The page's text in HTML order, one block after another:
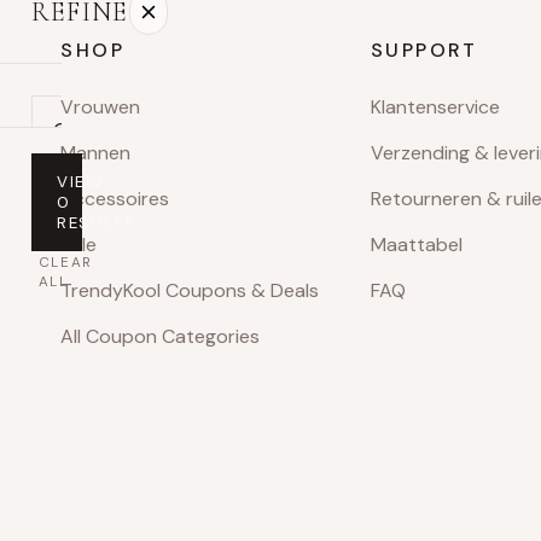
REFINE
On
sale
PRICE
Any
price
Under
$100
VIEW
0
RESULTS
CLEAR
ALL
SHOP
Vrouwen
Mannen
Accessoires
Sale
TrendyKool Coupons & Deals
All Coupon Categories
SUPPORT
Klantenservice
Verzending &
Retourneren &
Maattabel
FAQ